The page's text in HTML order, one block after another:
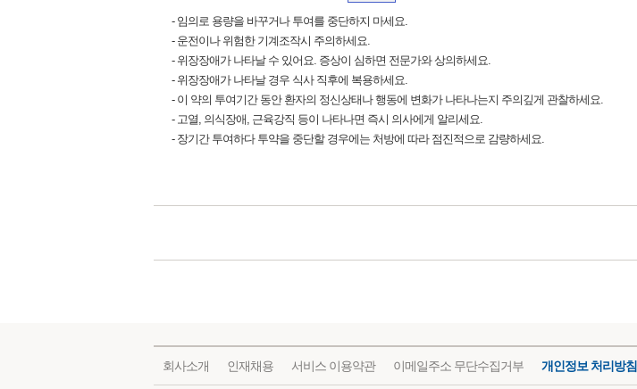
- 임의로 용량을 바꾸거나 투여를 중단하지 마세요.
- 운전이나 위험한 기계조작시 주의하세요.
- 위장장애가 나타날 수 있어요. 증상이 심하면 전문가와 상의하세요.
- 위장장애가 나타날 경우 식사 직후에 복용하세요.
- 이 약의 투여기간 동안 환자의 정신상태나 행동에 변화가 나타나는지 주의깊게 관찰하세요.
- 고열, 의식장애, 근육강직 등이 나타나면 즉시 의사에게 알리세요.
- 장기간 투여하다 투약을 중단할 경우에는 처방에 따라 점진적으로 감량하세요.
회사소개 인재채용 서비스 이용약관 이메일주소 무단수집거부 개인정보 처리방침